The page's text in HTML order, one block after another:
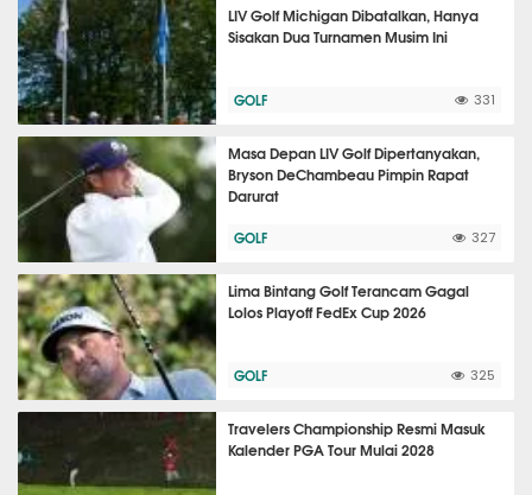
LIV Golf Michigan Dibatalkan, Hanya
Sisakan Dua Turnamen Musim Ini
GOLF 331
Masa Depan LIV Golf Dipertanyakan,
Bryson DeChambeau Pimpin Rapat
Darurat
GOLF 327
Lima Bintang Golf Terancam Gagal
Lolos Playoff FedEx Cup 2026
GOLF 325
Travelers Championship Resmi Masuk
Kalender PGA Tour Mulai 2028